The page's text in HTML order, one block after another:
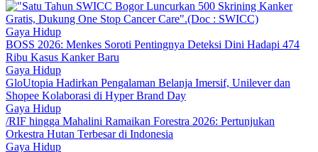
Gaya Hidup
BOSS 2026: Menkes Soroti Pentingnya Deteksi Dini Hadapi 474
Ribu Kasus Kanker Baru
Gaya Hidup
GloUtopia Hadirkan Pengalaman Belanja Imersif, Unilever dan
Shopee Kolaborasi di Hyper Brand Day
Gaya Hidup
/RIF hingga Mahalini Ramaikan Forestra 2026: Pertunjukan
Orkestra Hutan Terbesar di Indonesia
Gaya Hidup